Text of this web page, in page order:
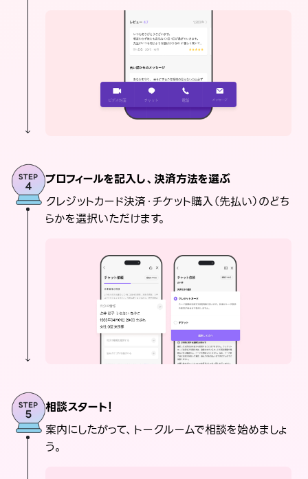
プロフィールを記入し、決済方法を選ぶ
クレジットカード決済・チケット購入（先払い）のどち
らかを選択いただけます。
相談スタート！
案内にしたがって、トークルームで相談を始めましょ
う。